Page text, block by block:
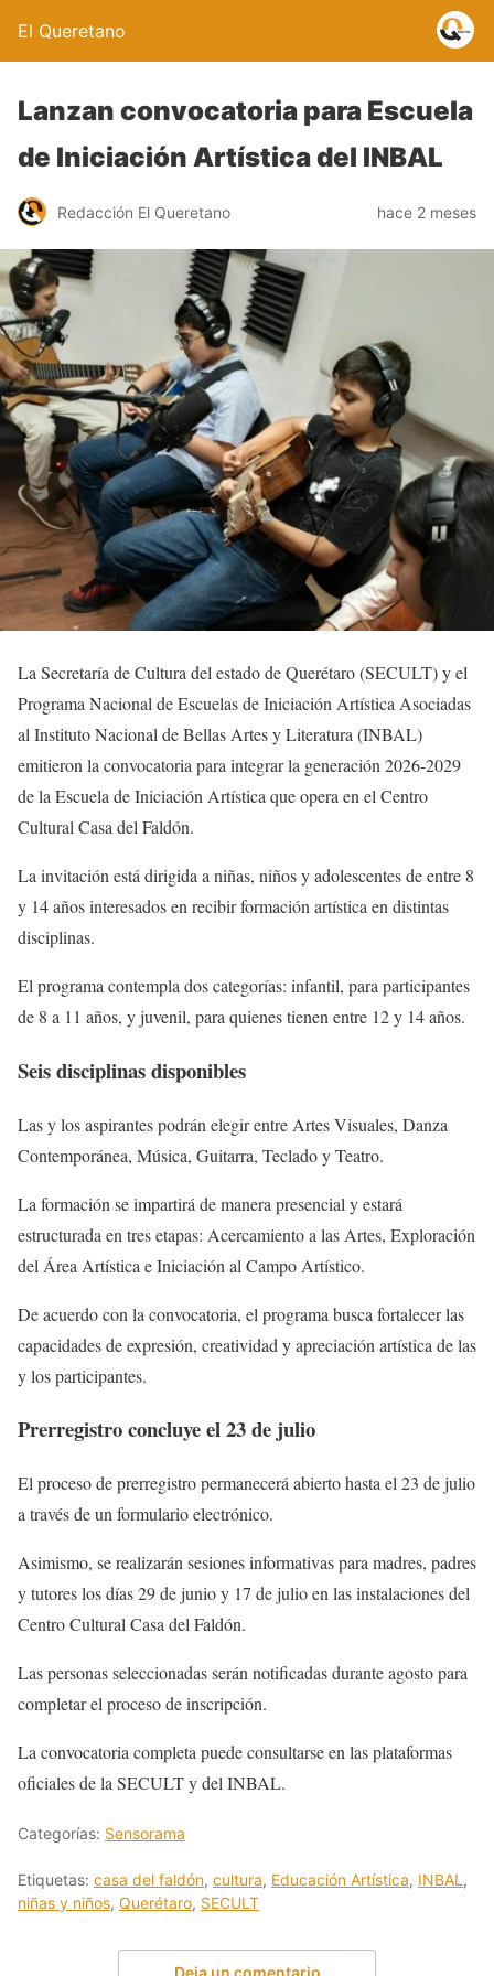
El Queretano
Lanzan convocatoria para Escuela
de Iniciación Artística del INBAL
Redacción El Queretano hace 2 meses
La Secretaría de Cultura del estado de Querétaro (SECULT) y el
Programa Nacional de Escuelas de Iniciación Artística Asociadas
al Instituto Nacional de Bellas Artes y Literatura (INBAL)
emitieron la convocatoria para integrar la generación 2026-2029
de la Escuela de Iniciación Artística que opera en el Centro
Cultural Casa del Faldón.
La invitación está dirigida a niñas, niños y adolescentes de entre 8
y 14 años interesados en recibir formación artística en distintas
disciplinas.
El programa contempla dos categorías: infantil, para participantes
de 8 a 11 años, y juvenil, para quienes tienen entre 12 y 14 años.
Seis disciplinas disponibles
Las y los aspirantes podrán elegir entre Artes Visuales, Danza
Contemporánea, Música, Guitarra, Teclado y Teatro.
La formación se impartirá de manera presencial y estará
estructurada en tres etapas: Acercamiento a las Artes, Exploración
del Área Artística e Iniciación al Campo Artístico.
De acuerdo con la convocatoria, el programa busca fortalecer las
capacidades de expresión, creatividad y apreciación artística de las
y los participantes.
Prerregistro concluye el 23 de julio
El proceso de prerregistro permanecerá abierto hasta el 23 de julio
a través de un formulario electrónico.
Asimismo, se realizarán sesiones informativas para madres, padres
y tutores los días 29 de junio y 17 de julio en las instalaciones del
Centro Cultural Casa del Faldón.
Las personas seleccionadas serán notificadas durante agosto para
completar el proceso de inscripción.
La convocatoria completa puede consultarse en las plataformas
oficiales de la SECULT y del INBAL.
Categorías: Sensorama
Etiquetas: casa del faldón, cultura, Educación Artística, INBAL ,
niñas y niños, Querétaro, SECULT
Deja un comentario